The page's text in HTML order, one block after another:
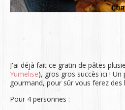
J'ai déjà fait ce gratin de pâtes
Yumelise), gros gros succès ici !
gourmand, pour sûr vous ferez des
Pour 4 personnes :